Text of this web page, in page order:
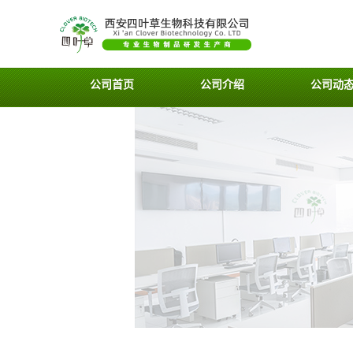
公司首页 公司介绍 公司动